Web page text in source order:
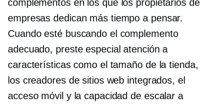
complementos en los que los propietarios de
empresas dedican más tiempo a pensar.
Cuando esté buscando el complemento
adecuado, preste especial atención a
características como el tamaño de la tienda,
los creadores de sitios web integrados, el
acceso móvil y la capacidad de escalar a